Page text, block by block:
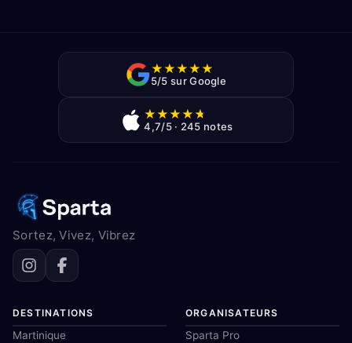
★★★★★
5/5 sur Google
★★★★★
4,7/5 · 245 notes
Sortez, Vivez, Vibrez
DESTINATIONS
Martinique
ORGANISATEURS
Sparta Pro